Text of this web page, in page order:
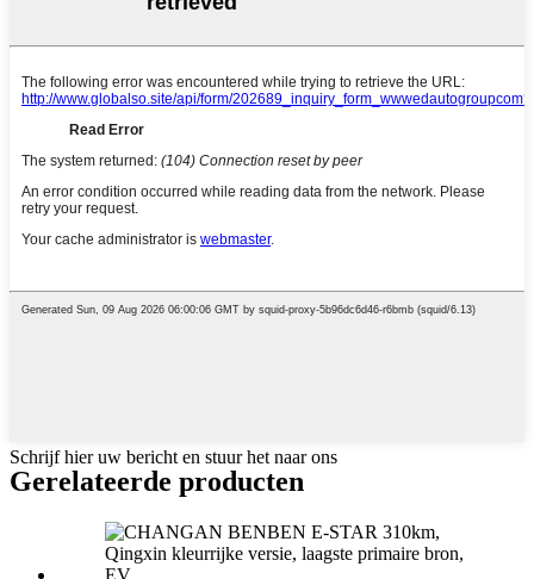
Schrijf hier uw bericht en stuur het naar ons
Gerelateerde producten